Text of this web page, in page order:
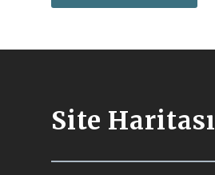
Site Haritası